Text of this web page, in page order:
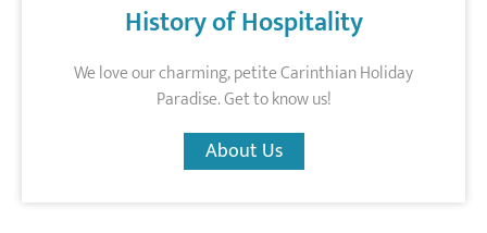
History of Hospitality
We love our charming, petite Carinthian Holiday
Paradise. Get to know us!
About Us